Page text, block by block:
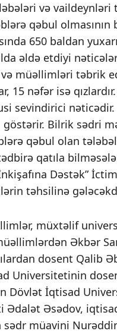
və vaildeynləri
qəbul olmasının
650 baldan
əldə etdiyi
müəllimləri təbrik
nəfər isə qızlardır.
sevindirici
göstərir. Bilrik
qəbul olan
qatıla
Dəstək”
təhsilinə
müxtəlif
Əkbər
dosent Qalib
Universitetinin
Dövlət İqtisad
Ədalət Əsədov,
sədr müavini